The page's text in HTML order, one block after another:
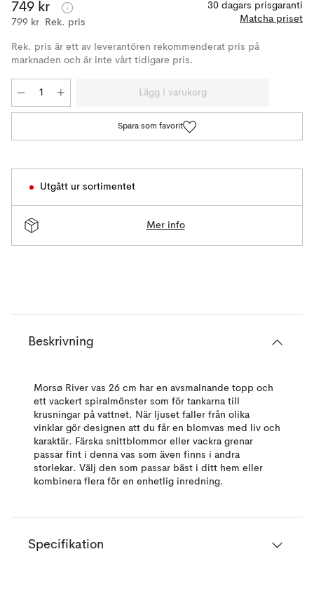
749 kr
799 kr Rek. pris
30 dagars prisgaranti
Matcha priset
Rek. pris är ett av leverantören rekommenderat pris på
marknaden och är inte vårt tidigare pris.
Lägg i varukorg
Spara som favorit
Utgått ur sortimentet
Mer info
Beskrivning
Morsø River vas 26 cm har en avsmalnande topp och
ett vackert spiralmönster som för tankarna till
krusningar på vattnet. När ljuset faller från olika
vinklar gör designen att du får en blomvas med liv och
karaktär. Färska snittblommor eller vackra grenar
passar fint i denna vas som även finns i andra
storlekar. Välj den som passar bäst i ditt hem eller
kombinera flera för en enhetlig inredning.
Specifikation